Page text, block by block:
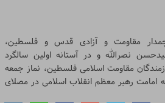
مقاومت و آزادی قدس و فلسطین،
نصرالله و در آستانه اولین سالگرد
مقاومت اسلامی فلسطین، نماز جمعه
جمعه ۱۳ مهرماه به امامت رهبر معظم انقلاب اسلامی در مصلای